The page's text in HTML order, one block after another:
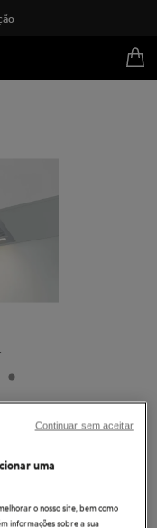
uma
o nosso site, bem como
informações sobre a sua
Continuar sem aceitar